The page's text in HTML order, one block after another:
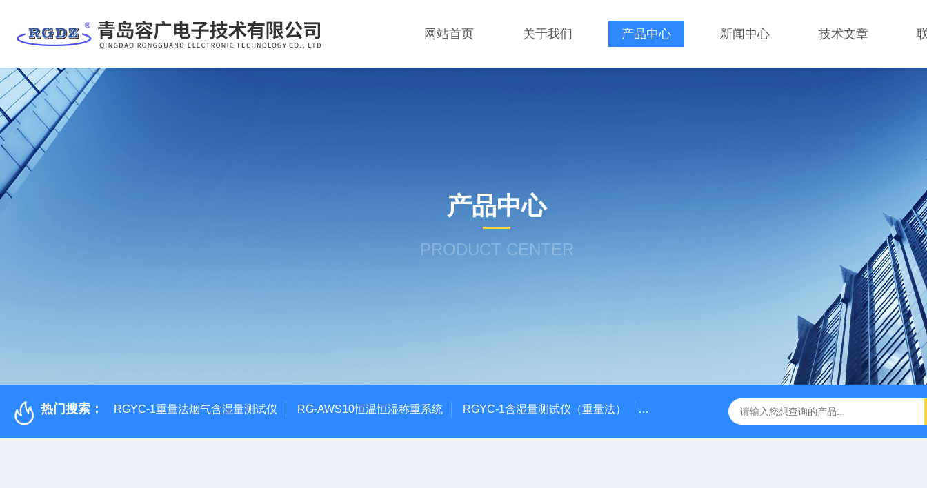
网站首页 关于我们 产品中心 新闻中心 技术文章
产品中心
PRODUCT CENTER
热门搜索： RGYC-1重量法烟气含湿量测试仪 RG-AWS10恒温恒湿称重系统 RGYC-1含湿量测试仪（重量法） RG-AWS12低浓度采样头称重系统 RGK-300容广便